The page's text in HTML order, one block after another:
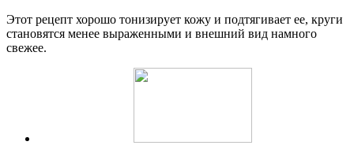
Этот рецепт хорошо тонизирует кожу и подтягивает ее, круги
становятся менее выраженными и внешний вид намного
свежее.